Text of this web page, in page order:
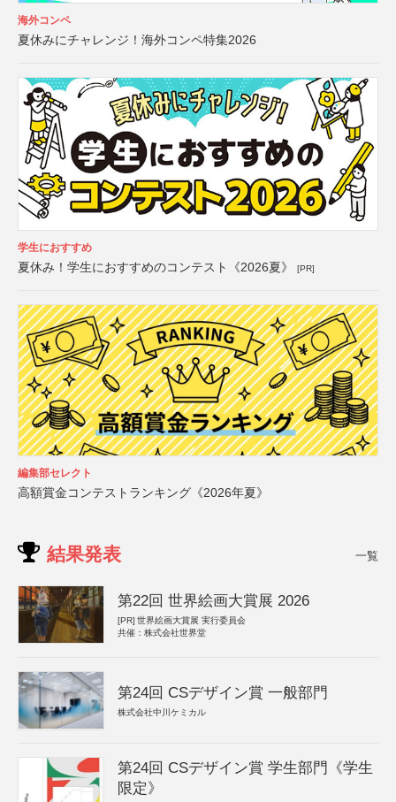
海外コンペ
夏休みにチャレンジ！海外コンペ特集2026
学生におすすめ
夏休み！学生におすすめのコンテスト《2026夏》 [PR]
編集部セレクト
高額賞金コンテストランキング《2026年夏》
結果発表 一覧
第22回 世界絵画大賞展 2026
[PR] 世界絵画大賞展 実行委員会
共催：株式会社世界堂
第24回 CSデザイン賞 一般部門
株式会社中川ケミカル
第24回 CSデザイン賞 学生部門《学生
限定》